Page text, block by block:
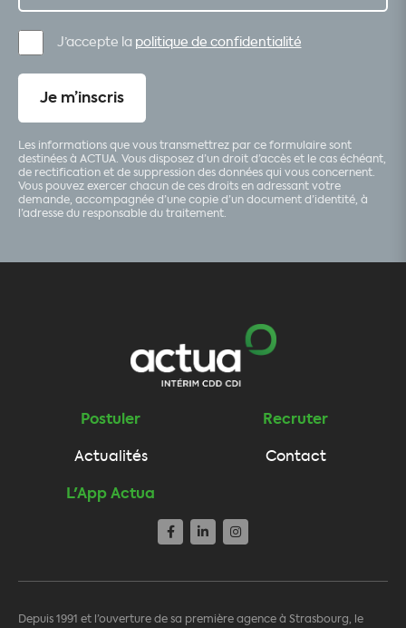
J’accepte la politique de confidentialité
Je m’inscris
Les informations que vous transmettrez par ce formulaire sont
destinées à ACTUA. Vous disposez d’un droit d’accès et le cas échéant,
de rectification et de suppression des données qui vous concernent.
Vous pouvez exercer chacun de ces droits en adressant votre
demande, accompagnée d’une copie d’un document d’identité, à
l’adresse du responsable du traitement.
Postuler Recruter
Actualités Contact
L'App Actua
Depuis 1991 et l’ouverture de sa première agence à Strasbourg, le